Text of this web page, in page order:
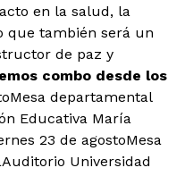
en la salud, la
que también será un
de paz y
combo desde los
departamental
Educativa María
23 de agostoMesa
Universidad